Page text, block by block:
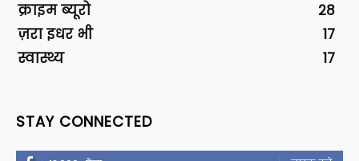
क्राइम ब्यूरो
28
ज़रा इधर भी
17
स्वास्थ्य
17
STAY CONNECTED